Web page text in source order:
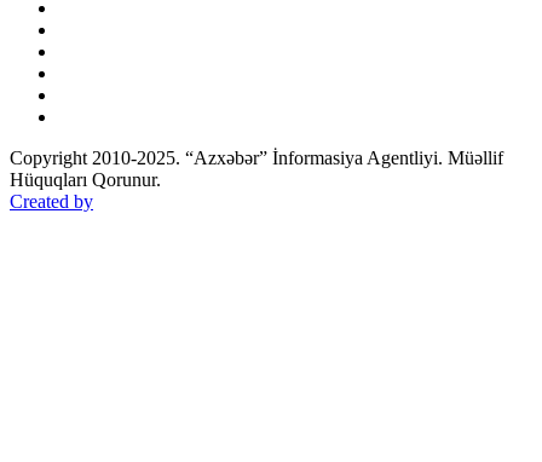
Copyright 2010-2025. “Azxəbər” İnformasiya Agentliyi. Müəllif
Hüquqları Qorunur.
Created by